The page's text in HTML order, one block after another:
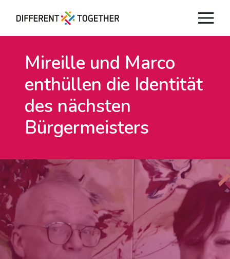
Videos
#differenttogether
Stadt Differdingen
Mireille und Marco
enthüllen die Identität
des nächsten
Bürgermeisters